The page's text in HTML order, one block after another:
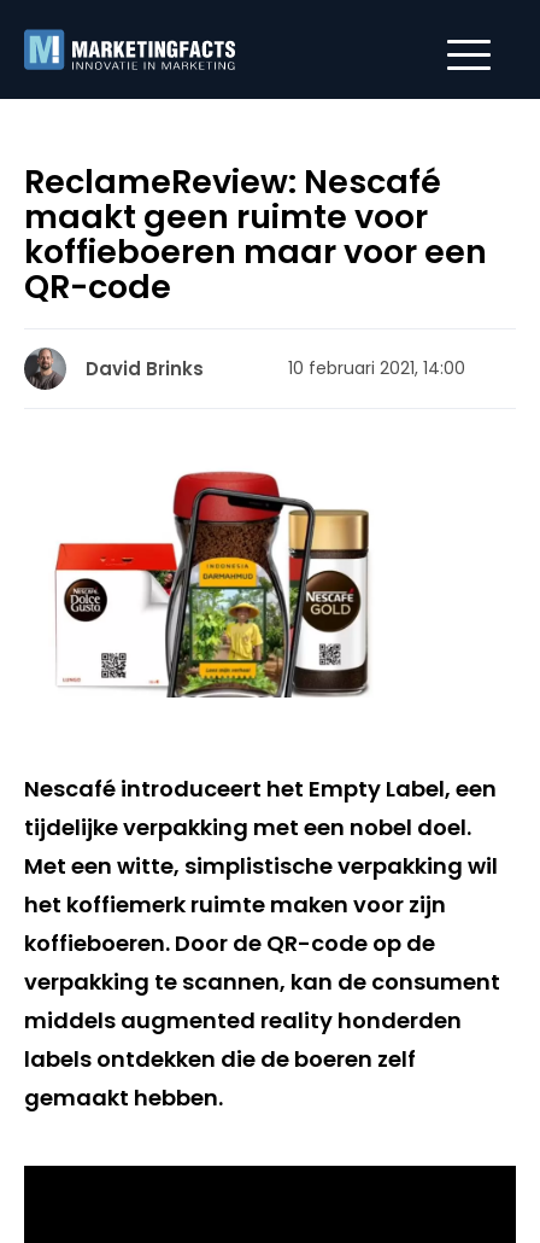
ReclameReview: Nescafé
maakt geen ruimte voor
koffieboeren maar voor een
QR-code
David Brinks 10 februari 2021, 14:00
Nescafé introduceert het Empty Label, een
tijdelijke verpakking met een nobel doel.
Met een witte, simplistische verpakking wil
het koffiemerk ruimte maken voor zijn
koffieboeren. Door de QR-code op de
verpakking te scannen, kan de consument
middels augmented reality honderden
labels ontdekken die de boeren zelf
gemaakt hebben.